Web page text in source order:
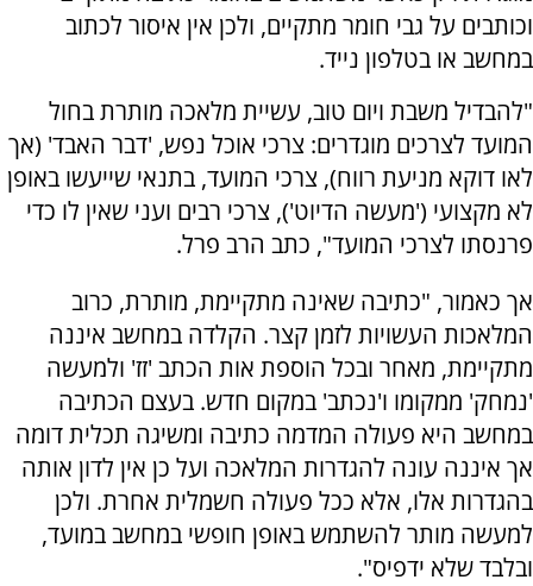
וכותבים על גבי חומר מתקיים, ולכן אין איסור לכתוב
במחשב או בטלפון נייד.
"להבדיל משבת ויום טוב, עשיית מלאכה מותרת בחול
המועד לצרכים מוגדרים: צרכי אוכל נפש, 'דבר האבד' (אך
לאו דוקא מניעת רווח), צרכי המועד, בתנאי שייעשו באופן
לא מקצועי ('מעשה הדיוט'), צרכי רבים ועני שאין לו כדי
פרנסתו לצרכי המועד", כתב הרב פרל.
אך כאמור, "כתיבה שאינה מתקיימת, מותרת, כרוב
המלאכות העשויות לזמן קצר. הקלדה במחשב איננה
מתקיימת, מאחר ובכל הוספת אות הכתב 'זז' ולמעשה
'נמחק' ממקומו ו'נכתב' במקום חדש. בעצם הכתיבה
במחשב היא פעולה המדמה כתיבה ומשיגה תכלית דומה
אך איננה עונה להגדרות המלאכה ועל כן אין לדון אותה
בהגדרות אלו, אלא ככל פעולה חשמלית אחרת. ולכן
למעשה מותר להשתמש באופן חופשי במחשב במועד,
ובלבד שלא ידפיס".